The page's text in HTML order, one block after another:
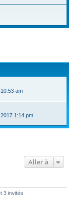
am
1:14 pm
Aller à
3 invités